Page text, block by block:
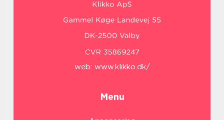
web: www.klikko.dk/
Menu